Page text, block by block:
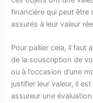
financière qui peut être
assurés à leur valeur
Pour pallier cela, il faut
de la souscription de
ou à l’occasion d’une
justifier leur valeur, il
assureur une